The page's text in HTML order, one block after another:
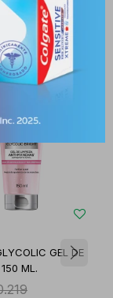
GEL DE
ML.